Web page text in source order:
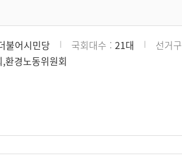
불어시민당 국회대수 21대 선거구
환경노동위원회